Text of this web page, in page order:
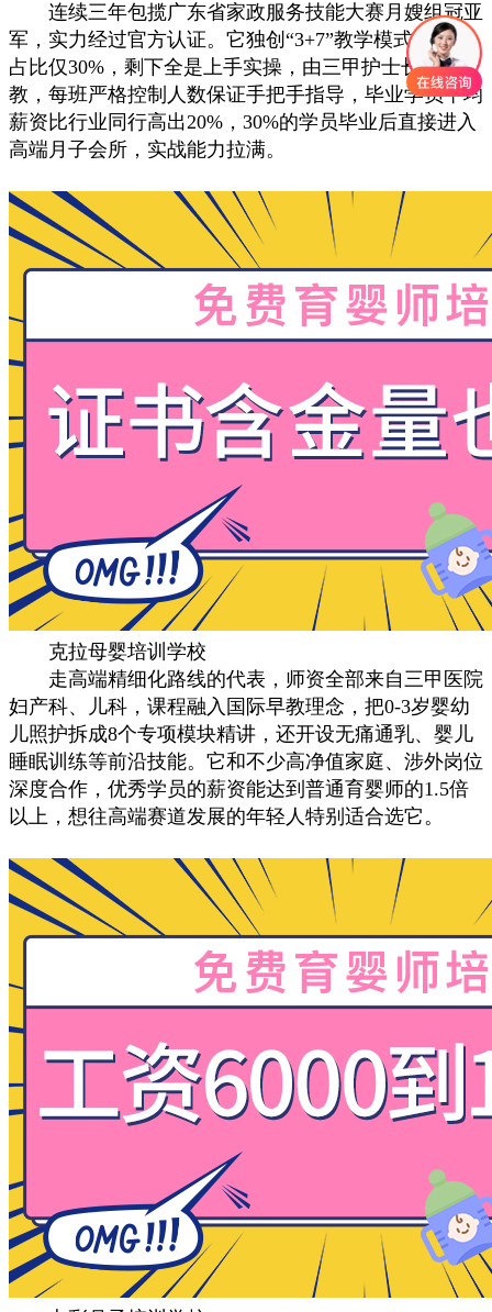
连续三年包揽广东省家政服务技能大赛月嫂组冠亚
军，实力经过官方认证。它独创“3+7”教学模式，理论
占比仅30%，剩下全是上手实操，由三甲护士长亲自带
教，每班严格控制人数保证手把手指导，毕业学员平均
薪资比行业同行高出20%，30%的学员毕业后直接进入
高端月子会所，实战能力拉满。
克拉母婴培训学校
走高端精细化路线的代表，师资全部来自三甲医院
妇产科、儿科，课程融入国际早教理念，把0-3岁婴幼
儿照护拆成8个专项模块精讲，还开设无痛通乳、婴儿
睡眠训练等前沿技能。它和不少高净值家庭、涉外岗位
深度合作，优秀学员的薪资能达到普通育婴师的1.5倍
以上，想往高端赛道发展的年轻人特别适合选它。